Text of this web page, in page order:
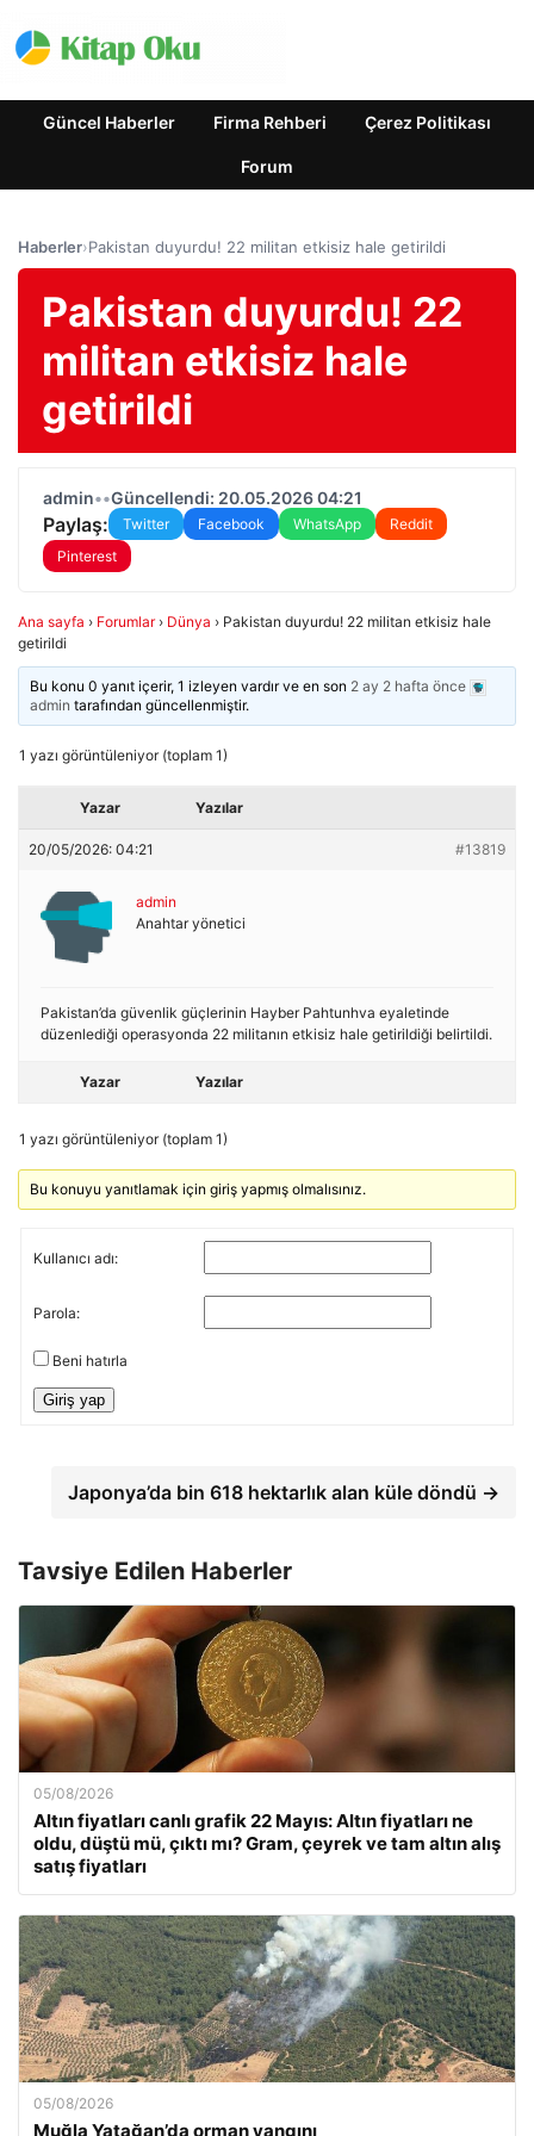
Güncel Haberler Firma Rehberi Çerez Politikası
Forum
Haberler›Pakistan duyurdu! 22 militan etkisiz hale getirildi
Pakistan duyurdu! 22
militan etkisiz hale
getirildi
admin••Güncellendi: 20.05.2026 04:21
Paylaş: Twitter Facebook WhatsApp
Reddit
Pinterest
Ana sayfa › Forumlar › Dünya › Pakistan duyurdu! 22 militan etkisiz hale
getirildi
Bu konu 0 yanıt içerir, 1 izleyen vardır ve en son 2 ay 2 hafta önce
admin tarafından güncellenmiştir.
1 yazı görüntüleniyor (toplam 1)
Yazar Yazılar
20/05/2026: 04:21 #13819
admin
Anahtar yönetici
Pakistan’da güvenlik güçlerinin Hayber Pahtunhva eyaletinde
düzenlediği operasyonda 22 militanın etkisiz hale getirildiği belirtildi.
Yazar Yazılar
1 yazı görüntüleniyor (toplam 1)
Bu konuyu yanıtlamak için giriş yapmış olmalısınız.
Kullanıcı adı:
Parola:
Beni hatırla
Giriş yap
Japonya’da bin 618 hektarlık alan küle döndü →
Tavsiye Edilen Haberler
05/08/2026
Altın fiyatları canlı grafik 22 Mayıs: Altın fiyatları ne
oldu, düştü mü, çıktı mı? Gram, çeyrek ve tam altın alış
satış fiyatları
05/08/2026
Muğla Yatağan’da orman yangını